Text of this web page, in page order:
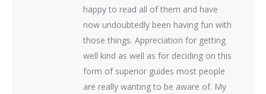
happy to read all of them and have
now undoubtedly been having fun with
those things. Appreciation for getting
well kind as well as for deciding on this
form of superior guides most people
are really wanting to be aware of. My